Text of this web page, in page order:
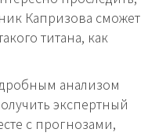
Капризова сможет
титана, как
анализом
экспертный
с прогнозами,